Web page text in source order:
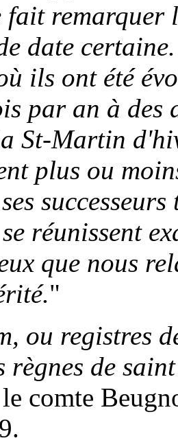
remarquer
date
ils ont été
par an à des
St-Martin
plus ou
réunissent
que nous
"
ou registres
règnes de
comte